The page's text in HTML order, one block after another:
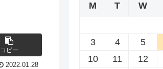
コピー
2022.01.28
M
T W
3
4 5
10
11 12